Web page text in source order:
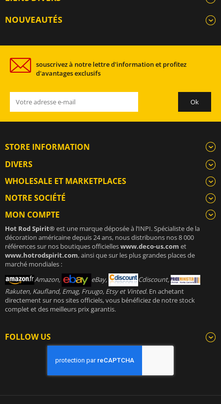
NOUVEAUTÉS
souscrivez à notre lettre d'information et profitez
d'avantages exclusifs
STORE INFORMATION
DIVERS
WHOLESALE ET MARKETPLACES
NOTRE SOCIÉTÉ
MON COMPTE
Hot Rod Spirit®est une marque déposée à l’INPI. Spécialiste de la
décoration américaine depuis 24 ans, nous distribuons nos 8 000
références sur nos boutiques officielleswww.deco-us.com et
www.hotrodspirit.com, ainsi que sur les plus grandes places de
marché mondiales :
Amazon,
eBay,
Cdiscount,
Rakuten, Kaufland, Emag, Fruugo, Etsy et Vinted. En achetant
directement sur nos sites officiels, vous bénéficiez de notre stock
complet et des meilleurs prix garantis.
FOLLOW US